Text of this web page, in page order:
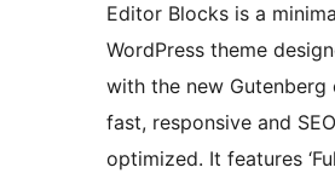
Editor Blocks is a
WordPress theme
with the new Gutenberg
fast, responsive and
optimized. It features